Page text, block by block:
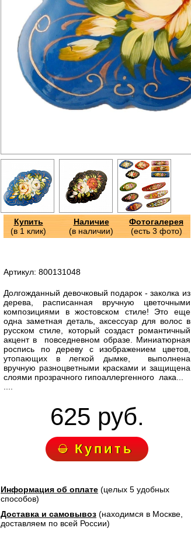
Купить
(в 1 клик)
Наличие
(в наличии)
Фотогалерея
(есть 3 фото)
Артикул: 800131048
Долгожданный девочковый подарок - заколка из
дерева, расписанная вручную цветочными
композициями в жостовском стиле! Это еще
одна заметная деталь, аксессуар для волос в
русском стиле, который создаст романтичный
акцент в повседневном образе. Миниатюрная
роспись по дереву с изображением цветов,
утопающих в легкой дымке, выполнена
вручную разноцветными красками и защищена
слоями прозрачного гипоаллергенного лака...
625 руб.
Купить
Информация об оплате (целых 5 удобных
способов)
Доставка и самовывоз (находимся в Москве,
доставляем по всей России)